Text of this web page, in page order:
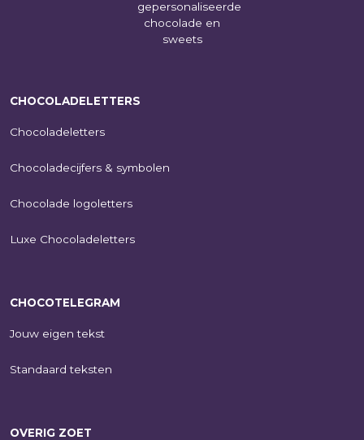
CHOCOLADELETTERS
Chocoladeletters
Chocoladecijfers & symbolen
Chocolade logoletters
Luxe Chocoladeletters
CHOCOTELEGRAM
Jouw eigen tekst
Standaard teksten
OVERIG ZOET